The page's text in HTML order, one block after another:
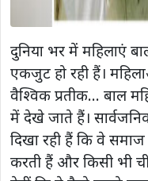
दुनिया भर में महिलाएं
एकजुट हो रही हैं।
वैश्विक प्रतीक… बाल
में देखे जाते हैं।
दिखा रही हैं कि वे
करती हैं और किसी भी